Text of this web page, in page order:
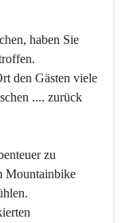
haben Sie
den Gästen viele
.... zurück
zu
Mountainbike